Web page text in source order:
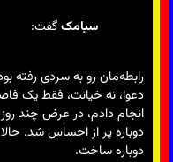
سیامکگفت:
رابطه‌مان رو به سردی رفته
دعوا، نه خیانت، فقط یک
انجام دادم، در عرض چند روز
دوباره پر از احساس شد.
دوباره ساخت.